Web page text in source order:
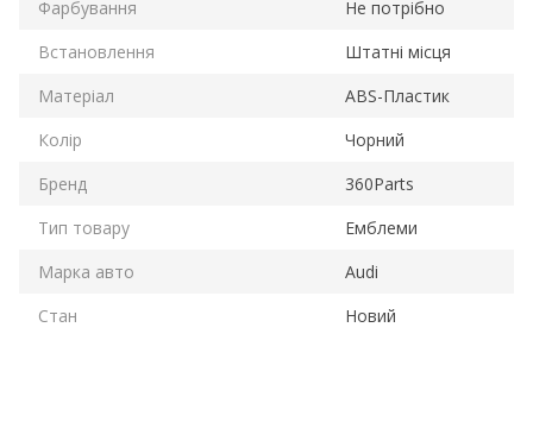
Фарбування
Не потрібно
Встановлення
Штатні місця
Матеріал
ABS-Пластик
Колір
Чорний
Бренд
360Parts
Тип товару
Емблеми
Марка авто
Audi
Стан
Новий